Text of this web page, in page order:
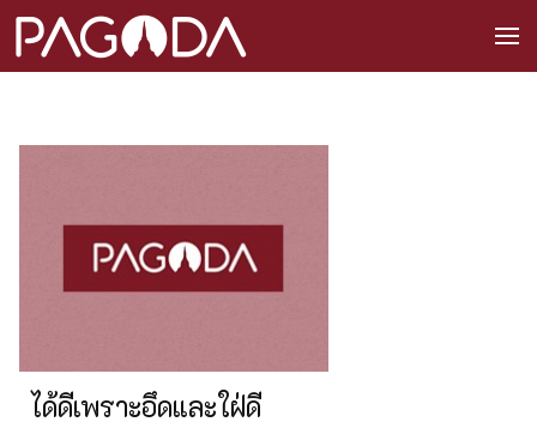
ได้ดีเพราะอึดและใฝ่ดี